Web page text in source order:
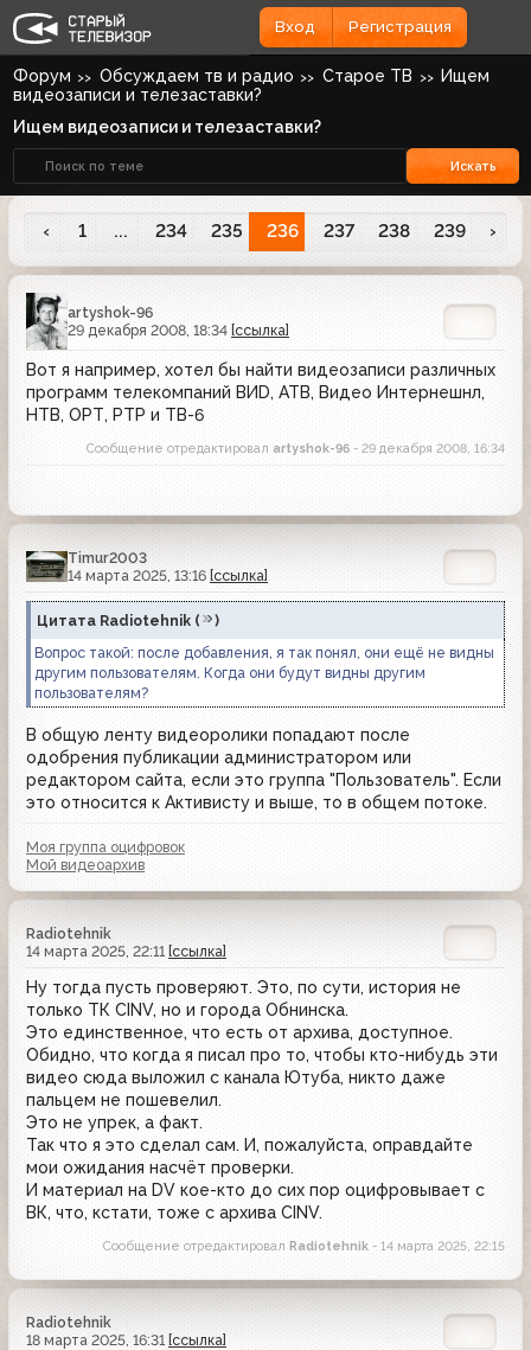
Вход Регистрация
Форум Обсуждаем тв и радио Старое ТВ
Ищем
видеозаписи и телезаставки?
Ищем видеозаписи и телезаставки?
Искать
‹ 1 ... 234 235 236 237 238 239 ›
artyshok-96
29 декабря 2008, 18:34 [ссылка]
Вот я например, хотел бы найти видеозаписи различных
программ телекомпаний ВИD, АТВ, Видео Интернешнл,
НТВ, ОРТ, РТР и ТВ-6
Сообщение отредактировал artyshok-96 - 29 декабря 2008, 16:34
Timur2003
14 марта 2025, 13:16 [ссылка]
Цитата Radiotehnik (
)
Вопрос такой: после добавления, я так понял, они ещё не видны
другим пользователям. Когда они будут видны другим
пользователям?
В общую ленту видеоролики попадают после
одобрения публикации администратором или
редактором сайта, если это группа "Пользователь". Если
это относится к Активисту и выше, то в общем потоке.
Моя группа оцифровок
Мой видеоархив
Radiotehnik
14 марта 2025, 22:11 [ссылка]
Ну тогда пусть проверяют. Это, по сути, история не
только ТК CINV, но и города Обнинска.
Это единственное, что есть от архива, доступное.
Обидно, что когда я писал про то, чтобы кто-нибудь эти
видео сюда выложил с канала Ютуба, никто даже
пальцем не пошевелил.
Это не упрек, а факт.
Так что я это сделал сам. И, пожалуйста, оправдайте
мои ожидания насчёт проверки.
И материал на DV кое-кто до сих пор оцифровывает с
ВК, что, кстати, тоже с архива CINV.
Сообщение отредактировал Radiotehnik - 14 марта 2025, 22:15
Radiotehnik
18 марта 2025, 16:31 [ссылка]